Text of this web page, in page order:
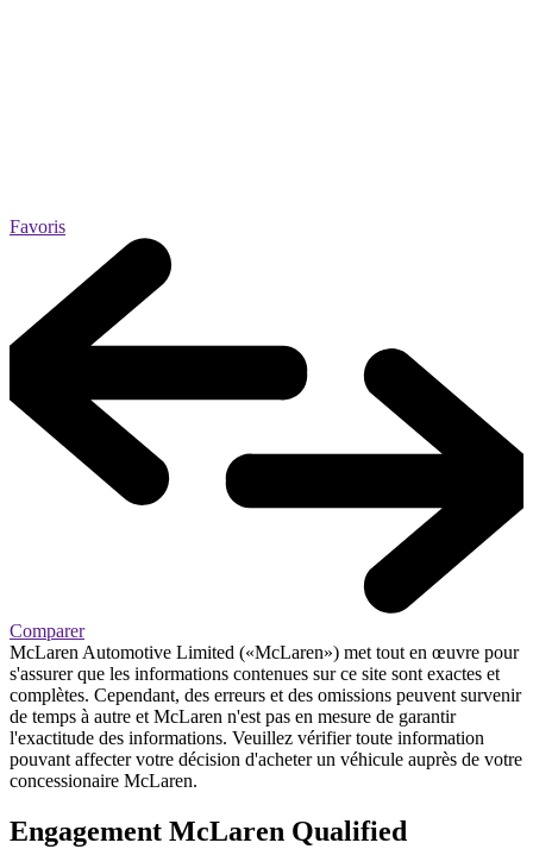
Favoris
Comparer
McLaren Automotive Limited («McLaren») met tout en œuvre pour
s'assurer que les informations contenues sur ce site sont exactes et
complètes. Cependant, des erreurs et des omissions peuvent survenir
de temps à autre et McLaren n'est pas en mesure de garantir
l'exactitude des informations. Veuillez vérifier toute information
pouvant affecter votre décision d'acheter un véhicule auprès de votre
concessionaire McLaren.
Engagement McLaren Qualified